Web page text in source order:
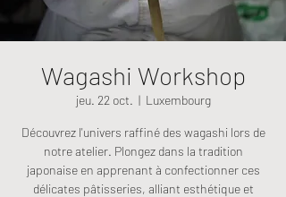
Wagashi Workshop
jeu. 22 oct.
  |
Luxembourg
Découvrez l'univers raffiné des wagashi lors de
notre atelier. Plongez dans la tradition
japonaise en apprenant à confectionner ces
délicates pâtisseries, alliant esthétique et